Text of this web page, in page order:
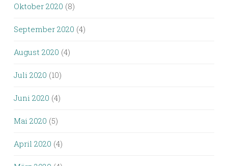
Oktober 2020 (8)
September 2020 (4)
August 2020 (4)
Juli 2020 (10)
Juni 2020 (4)
Mai 2020 (5)
April 2020 (4)